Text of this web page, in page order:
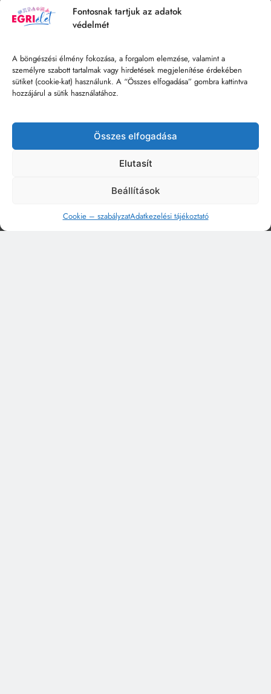
Fontosnak tartjuk az adatok
védelmét
A böngészési élmény fokozása, a forgalom elemzése, valamint a
személyre szabott tartalmak vagy hirdetések megjelenítése érdekében
sütiket (cookie-kat) használunk. A “Összes elfogadása” gombra kattintva
hozzájárul a sütik használatához.
Összes elfogadása
Elutasít
Beállítások
Cookie – szabályzatAdatkezelési tájékoztató